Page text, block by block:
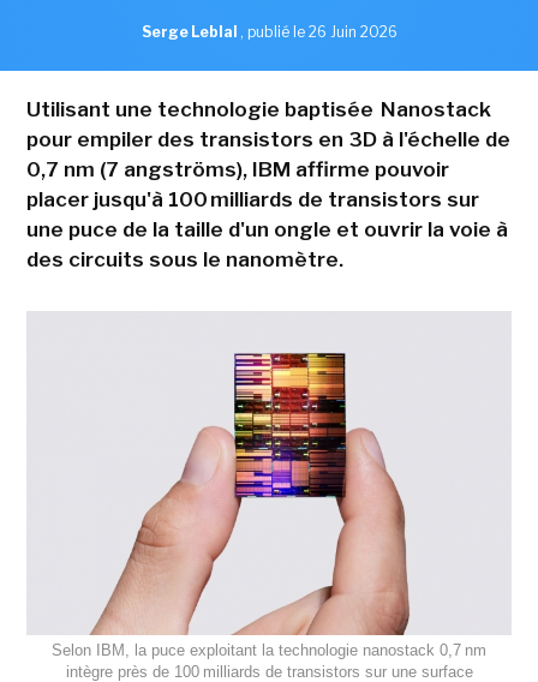
Serge Leblal , publié le 26 Juin 2026
Utilisant une technologie baptisée Nanostack
pour empiler des transistors en 3D à l'échelle de
0,7 nm (7 angströms), IBM affirme pouvoir
placer jusqu'à 100 milliards de transistors sur
une puce de la taille d'un ongle et ouvrir la voie à
des circuits sous le nanomètre.
Selon IBM, la puce exploitant la technologie nanostack 0,7 nm
intègre près de 100 milliards de transistors sur une surface